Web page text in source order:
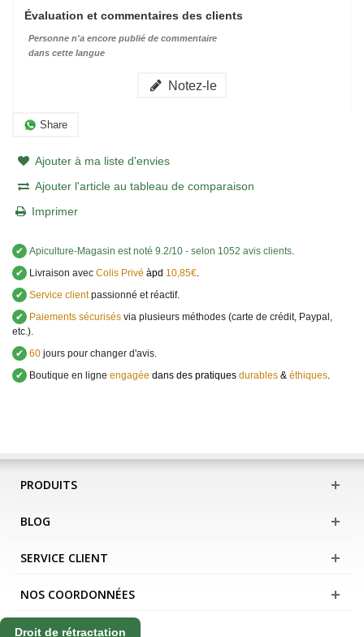
Évaluation et commentaires des clients
Personne n'a encore publié de commentaire
dans cette langue
Notez-le
Share
Ajouter à ma liste d'envies
Ajouter l'article au tableau de comparaison
Imprimer
✔ Apiculture-Magasin est noté 9.2/10 - selon 1052 avis clients.
✔
Livraison avec Colis Privé àpd 10,85€.
✔ Service clientpassionné et réactif.
✔
Paiements sécurisés via plusieurs méthodes (carte de crédit, Paypal,
etc.).
✔ 60 jours pour changer d'avis.
✔
Boutique en ligne engagée dans des pratiques durables & éthiques.
PRODUITS
BLOG
SERVICE CLIENT
NOS COORDONNÉES
Droit de rétractation